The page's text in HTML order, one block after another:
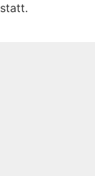
statt.